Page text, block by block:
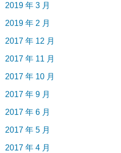
2019 年 3 月
2019 年 2 月
2017 年 12 月
2017 年 11 月
2017 年 10 月
2017 年 9 月
2017 年 6 月
2017 年 5 月
2017 年 4 月